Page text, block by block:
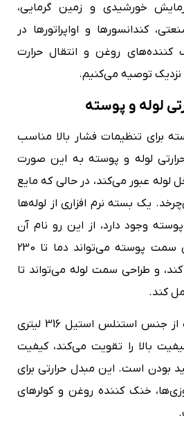
خورشیدی و زمین گرمایی،
کندانسورها و اواپراتورها در
کننده‌های روغن و انتقال حرارت
نزدیک توصیه می‌کنیم.
لوله و پوسته
برای تنظیمات فشار بالا مناسب
لوله و پوسته به این صورت
عبور می‌کند، در حالی که مایع
یک بسته نرم افزاری از لوله‌ها
وجود دارد، از این رو نام آن
مبدل لوله است. طراحی سمت پوسته می‌تواند دما تا 230
و طراحی سمت لوله می‌تواند تا
ساختار جوش داده شده از جنس استنلس استیل 316 لیتری
بالا را تقویت می‌کند، کیفیت
بودن است. این مبدل حرارتی برای
خنک کننده روغن و کولرهای